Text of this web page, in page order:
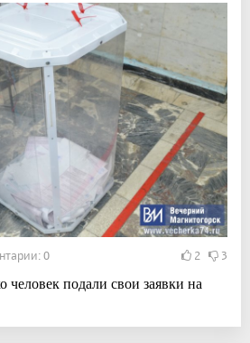
0 2 3
человек подали свои заявки на